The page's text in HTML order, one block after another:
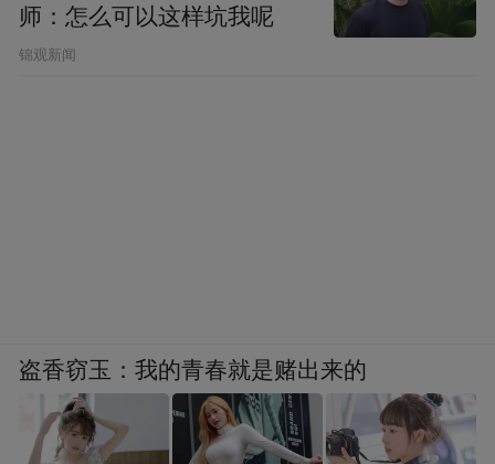
师：怎么可以这样坑我呢
锦观新闻
盗香窃玉：我的青春就是赌出来的